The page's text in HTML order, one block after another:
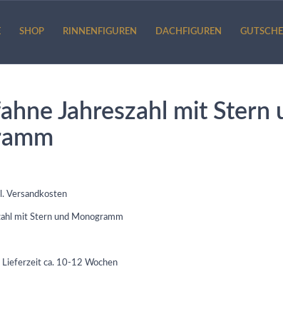
SHOP RINNENFIGUREN DACHFIGUREN
Jahreszahl mit Stern
Versandkosten
mit Stern und Monogramm
ca. 10-12 Wochen